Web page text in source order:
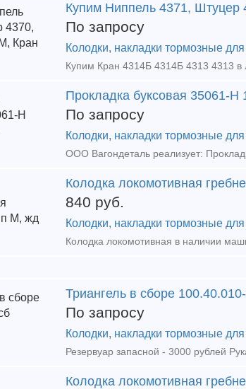
Купим Ниппель 4371, Штуцер
По запросу
Колодки, накладки тормозные
Прокладка буксовая 35061-Н
По запросу
Колодки, накладки тормозные
Колодка локомотивная
840 руб.
Колодки, накладки тормозные
Триангель в сборе
По запросу
Колодки, накладки тормозные
Колодка локомотивная